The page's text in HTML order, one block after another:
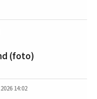
(foto)
14:02